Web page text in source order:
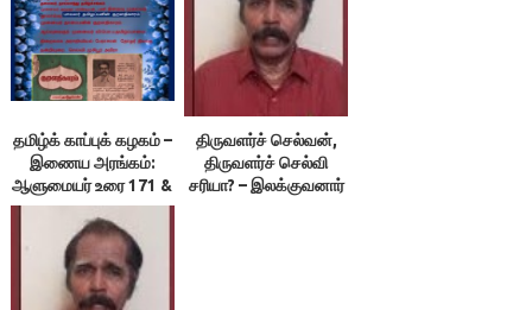
தமிழ்க் காப்புக் கழகம் –
இணைய அரங்கம்:
ஆளுமையர் உரை 171 &
172 ; நூலரங்கம்
திருவளர்ச் செல்வன்,
திருவளர்ச் செல்வி
சரியா? – இலக்குவனார்